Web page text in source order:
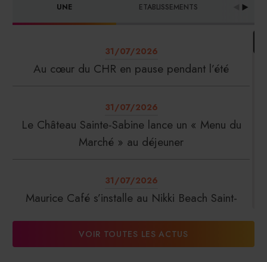
UNE ETABLISSEMENTS
31/07/2026
Au cœur du CHR en pause pendant l’été
31/07/2026
Le Château Sainte-Sabine lance un « Menu du
Marché » au déjeuner
31/07/2026
Maurice Café s’installe au Nikki Beach Saint-
VOIR TOUTES LES ACTUS